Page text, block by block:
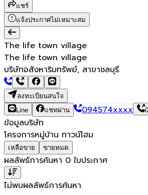
แชร์
แจ้งประกาศไม่เหมาะสม
The life town village
The life town village
บริษัทอสังหาริมทรัพย์, สาขาชลบุรี
ลงทะเบียนสนใจ
Line
แชทผ่าน 094574xxxx
ข้อมูลบริษัท
โครงการหมู่บ้าน ทาวน์โฮม
เหลือขาย ขายหมด
ผลลัพธ์การค้นหา 0 ใบประกาศ
ไม่พบผลลัพธ์การค้นหา